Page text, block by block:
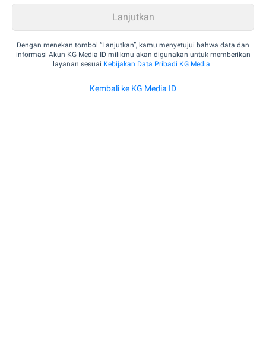
Dengan menekan tombol “Lanjutkan”, kamu menyetujui bahwa data dan
informasi Akun KG Media ID milikmu akan digunakan untuk memberikan
layanan sesuai Kebijakan Data Pribadi KG Media .
Kembali ke KG Media ID